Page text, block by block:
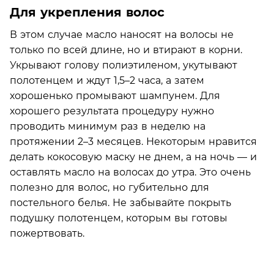
Для укрепления волос
В этом случае масло наносят на волосы не
только по всей длине, но и втирают в корни.
Укрывают голову полиэтиленом, укутывают
полотенцем и ждут 1,5–2 часа, а затем
хорошенько промывают шампунем. Для
хорошего результата процедуру нужно
проводить минимум раз в неделю на
протяжении 2–3 месяцев. Некоторым нравится
делать кокосовую маску не днем, а на ночь — и
оставлять масло на волосах до утра. Это очень
полезно для волос, но губительно для
постельного белья. Не забывайте покрыть
подушку полотенцем, которым вы готовы
пожертвовать.